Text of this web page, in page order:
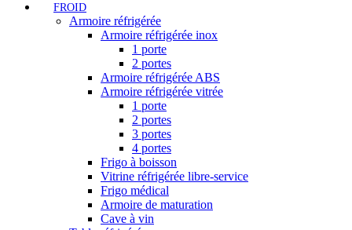
FROID
Armoire réfrigérée
Armoire réfrigérée inox
1 porte
2 portes
Armoire réfrigérée ABS
Armoire réfrigérée vitrée
1 porte
2 portes
3 portes
4 portes
Frigo à boisson
Vitrine réfrigérée libre-service
Frigo médical
Armoire de maturation
Cave à vin